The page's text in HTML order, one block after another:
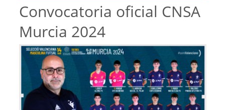
Convocatoria oficial CNSA
Murcia 2024